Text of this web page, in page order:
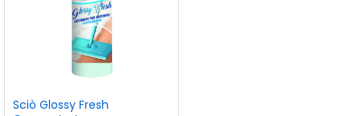
Sciò Glossy Fresh